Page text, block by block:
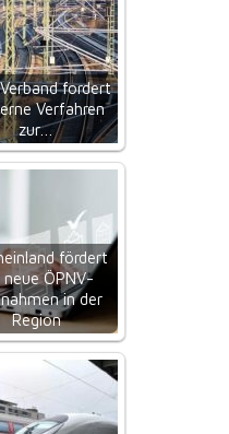
fordert
Verfahren
zur…
fördert
ÖPNV-
in der
Region